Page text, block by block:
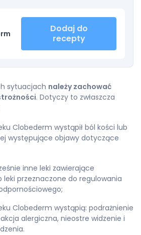
Dodaj do
recepty
sytuacjach należy zachować
. Dotyczy to zwłaszcza
Clobederm wystąpił ból kości lub
występujące objawy dotyczące
inne leki zawierające
leki przeznaczone do regulowania
Clobederm wystąpią: podrażnienie
alergiczna, nieostre widzenie i